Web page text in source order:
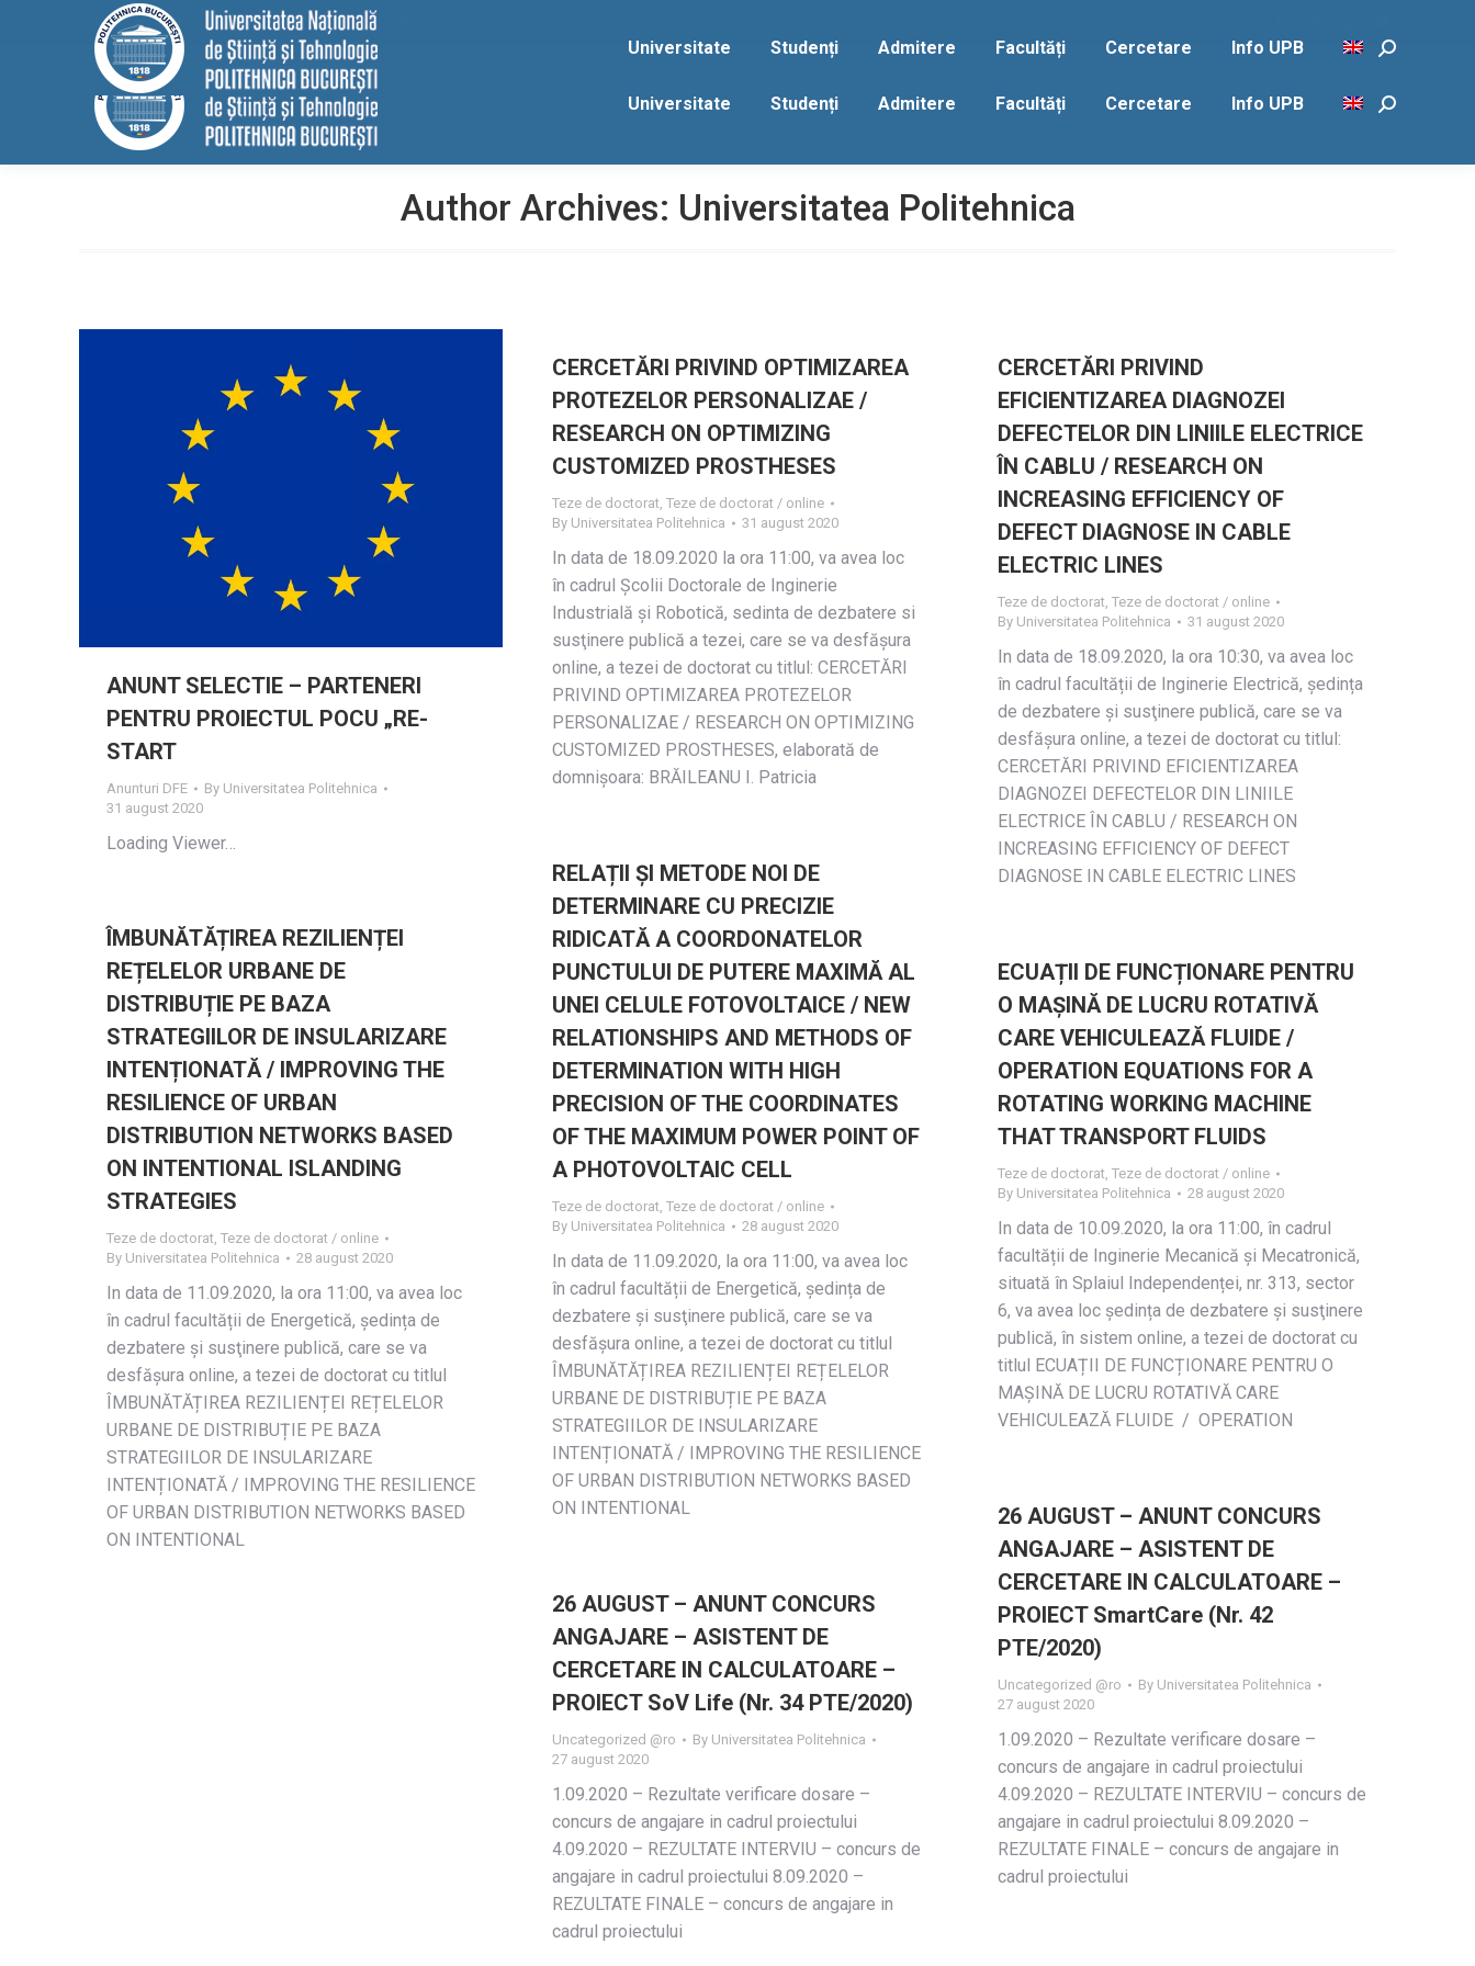
EELISA HRS4R Internațional ALUMNI
opens opens
Instagram
page
opens
YouTube
opens
Universitate Studenți Admitere Facultăți Cercetare Info UPB Search:
Author Archives: Universitatea Politehnica
ANUNT SELECTIE – PARTENERI
PENTRU PROIECTUL POCU „RE-
START
Anunturi DFE By Universitatea Politehnica
31 august 2020
Loading Viewer…
CERCETĂRI PRIVIND OPTIMIZAREA
PROTEZELOR PERSONALIZAE /
RESEARCH ON OPTIMIZING
CUSTOMIZED PROSTHESES
Teze de doctorat, Teze de doctorat / online
By Universitatea Politehnica 31 august 2020
In data de 18.09.2020 la ora 11:00, va avea loc
în cadrul Școlii Doctorale de Inginerie
Industrială și Robotică, sedinta de dezbatere si
susţinere publică a tezei, care se va desfășura
online, a tezei de doctorat cu titlul: CERCETĂRI
PRIVIND OPTIMIZAREA PROTEZELOR
PERSONALIZAE / RESEARCH ON OPTIMIZING
CUSTOMIZED PROSTHESES, elaborată de
domnișoara: BRĂILEANU I. Patricia
CERCETĂRI PRIVIND
EFICIENTIZAREA DIAGNOZEI
DEFECTELOR DIN LINIILE ELECTRICE
ÎN CABLU / RESEARCH ON
INCREASING EFFICIENCY OF
DEFECT DIAGNOSE IN CABLE
ELECTRIC LINES
Teze de doctorat, Teze de doctorat / online
By Universitatea Politehnica 31 august 2020
In data de 18.09.2020, la ora 10:30, va avea loc
în cadrul facultății de Inginerie Electrică, ședința
de dezbatere și susţinere publică, care se va
desfășura online, a tezei de doctorat cu titlul:
CERCETĂRI PRIVIND EFICIENTIZAREA
DIAGNOZEI DEFECTELOR DIN LINIILE
ELECTRICE ÎN CABLU / RESEARCH ON
INCREASING EFFICIENCY OF DEFECT
DIAGNOSE IN CABLE ELECTRIC LINES
RELAȚII ȘI METODE NOI DE
DETERMINARE CU PRECIZIE
RIDICATĂ A COORDONATELOR
PUNCTULUI DE PUTERE MAXIMĂ AL
UNEI CELULE FOTOVOLTAICE / NEW
RELATIONSHIPS AND METHODS OF
DETERMINATION WITH HIGH
PRECISION OF THE COORDINATES
OF THE MAXIMUM POWER POINT OF
A PHOTOVOLTAIC CELL
Teze de doctorat, Teze de doctorat / online
By Universitatea Politehnica 28 august 2020
In data de 11.09.2020, la ora 11:00, va avea loc
în cadrul facultății de Energetică, ședința de
dezbatere și susţinere publică, care se va
desfășura online, a tezei de doctorat cu titlul
ÎMBUNĂTĂȚIREA REZILIENȚEI REȚELELOR
URBANE DE DISTRIBUȚIE PE BAZA
STRATEGIILOR DE INSULARIZARE
INTENȚIONATĂ / IMPROVING THE RESILIENCE
OF URBAN DISTRIBUTION NETWORKS BASED
ON INTENTIONAL
ÎMBUNĂTĂȚIREA REZILIENȚEI
REȚELELOR URBANE DE
DISTRIBUȚIE PE BAZA
STRATEGIILOR DE INSULARIZARE
INTENȚIONATĂ / IMPROVING THE
RESILIENCE OF URBAN
DISTRIBUTION NETWORKS BASED
ON INTENTIONAL ISLANDING
STRATEGIES
Teze de doctorat, Teze de doctorat / online
By Universitatea Politehnica 28 august 2020
In data de 11.09.2020, la ora 11:00, va avea loc
în cadrul facultății de Energetică, ședința de
dezbatere și susţinere publică, care se va
desfășura online, a tezei de doctorat cu titlul
ÎMBUNĂTĂȚIREA REZILIENȚEI REȚELELOR
URBANE DE DISTRIBUȚIE PE BAZA
STRATEGIILOR DE INSULARIZARE
INTENȚIONATĂ / IMPROVING THE RESILIENCE
OF URBAN DISTRIBUTION NETWORKS BASED
ON INTENTIONAL
ECUAȚII DE FUNCȚIONARE PENTRU
O MAȘINĂ DE LUCRU ROTATIVĂ
CARE VEHICULEAZĂ FLUIDE /
OPERATION EQUATIONS FOR A
ROTATING WORKING MACHINE
THAT TRANSPORT FLUIDS
Teze de doctorat, Teze de doctorat / online
By Universitatea Politehnica 28 august 2020
In data de 10.09.2020, la ora 11:00, în cadrul
facultății de Inginerie Mecanică și Mecatronică,
situată în Splaiul Independenței, nr. 313, sector
6, va avea loc ședința de dezbatere și susţinere
publică, în sistem online, a tezei de doctorat cu
titlul ECUAȚII DE FUNCȚIONARE PENTRU O
MAȘINĂ DE LUCRU ROTATIVĂ CARE
VEHICULEAZĂ FLUIDE / OPERATION
26 AUGUST – ANUNT CONCURS
ANGAJARE – ASISTENT DE
CERCETARE IN CALCULATOARE –
PROIECT SmartCare (Nr. 42
PTE/2020)
Uncategorized @ro By Universitatea Politehnica
27 august 2020
1.09.2020 – Rezultate verificare dosare –
concurs de angajare in cadrul proiectului
4.09.2020 – REZULTATE INTERVIU – concurs de
angajare in cadrul proiectului 8.09.2020 –
REZULTATE FINALE – concurs de angajare in
cadrul proiectului
26 AUGUST – ANUNT CONCURS
ANGAJARE – ASISTENT DE
CERCETARE IN CALCULATOARE –
PROIECT SoV Life (Nr. 34 PTE/2020)
Uncategorized @ro By Universitatea Politehnica
27 august 2020
1.09.2020 – Rezultate verificare dosare –
concurs de angajare in cadrul proiectului
4.09.2020 – REZULTATE INTERVIU – concurs de
angajare in cadrul proiectului 8.09.2020 –
REZULTATE FINALE – concurs de angajare in
cadrul proiectului
Universitate Studenți Admitere Facultăți Cercetare Info UPB Search: